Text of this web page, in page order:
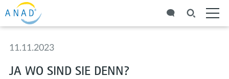
11.11.2023
JA WO SIND SIE DENN?